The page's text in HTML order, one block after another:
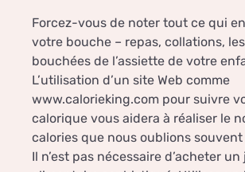
Forcez-vous de noter tout ce qui
votre bouche – repas, collations,
bouchées de l’assiette de votre
L’utilisation d’un site Web comme
www.calorieking.com pour suivre
calorique vous aidera à réaliser le
calories que nous oublions
Il n’est pas nécessaire d’acheter